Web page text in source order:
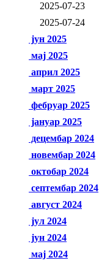
2025-07-23
2025-07-24
јун 2025
мај 2025
април 2025
март 2025
фебруар 2025
јануар 2025
децембар 2024
новембар 2024
октобар 2024
септембар 2024
август 2024
јул 2024
јун 2024
мај 2024